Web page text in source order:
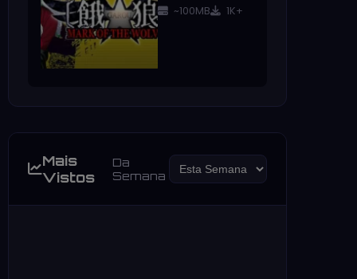
~100MB 1K+
Mais
Vistos
Da
Semana